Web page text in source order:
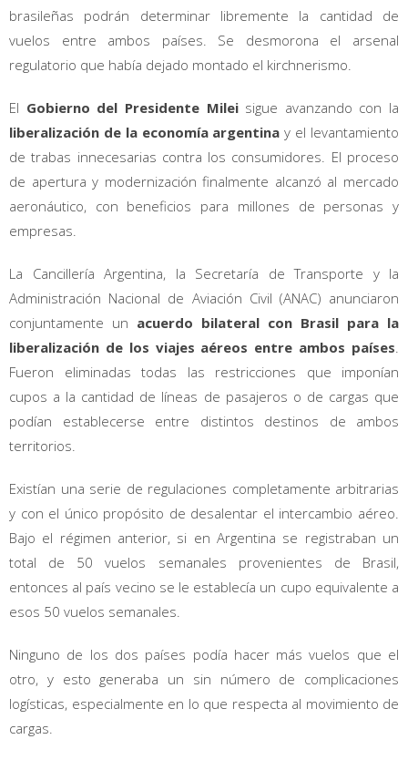
brasileñas podrán determinar libremente la cantidad de
vuelos entre ambos países. Se desmorona el arsenal
regulatorio que había dejado montado el kirchnerismo.
El Gobierno del Presidente Milei sigue avanzando con la
liberalización de la economía argentina y el levantamiento
de trabas innecesarias contra los consumidores. El proceso
de apertura y modernización finalmente alcanzó al mercado
aeronáutico, con beneficios para millones de personas y
empresas.
La Cancillería Argentina, la Secretaría de Transporte y la
Administración Nacional de Aviación Civil (ANAC) anunciaron
conjuntamente un acuerdo bilateral con Brasil para la
liberalización de los viajes aéreos entre ambos países
Fueron eliminadas todas las restricciones que imponían
cupos a la cantidad de líneas de pasajeros o de cargas que
podían establecerse entre distintos destinos de ambos
territorios.
Existían una serie de regulaciones completamente arbitrarias
y con el único propósito de desalentar el intercambio aéreo.
Bajo el régimen anterior, si en Argentina se registraban un
total de 50 vuelos semanales provenientes de Brasil,
entonces al país vecino se le establecía un cupo equivalente a
esos 50 vuelos semanales.
Ninguno de los dos países podía hacer más vuelos que el
otro, y esto generaba un sin número de complicaciones
logísticas, especialmente en lo que respecta al movimiento de
cargas.